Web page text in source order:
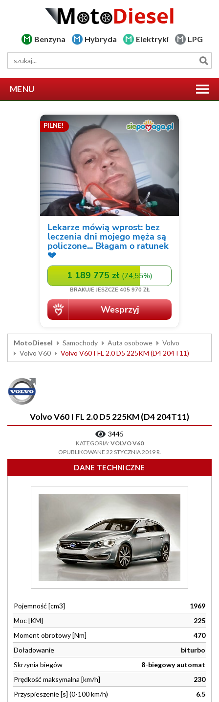
Benzyna Hybryda Elektryki LPG
MENU
MotoDiesel Samochody Auta osobowe
Volvo
Volvo V60
Volvo V60 I FL 2.0 D5 225KM (D4 204T11)
Volvo V60 I FL 2.0 D5 225KM (D4 204T11)
3445
KATEGORIA: VOLVO V60
OPUBLIKOWANE 22 STYCZNIA 2019 R.
DANE TECHNICZNE
Pojemność [cm3]
1969
Moc [KM]
225
Moment obrotowy [Nm]
470
Doładowanie
biturbo
Skrzynia biegów
8-biegowy automat
Prędkość maksymalna [km/h]
230
Przyspieszenie [s] (0-100 km/h)
6.5